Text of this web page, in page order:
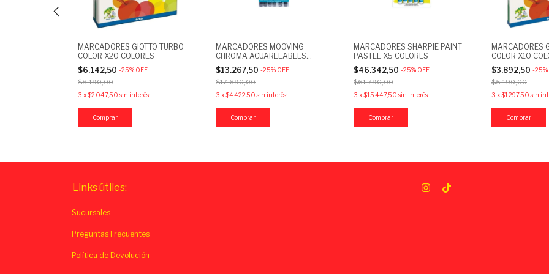
MARCADORES GIOTTO TURBO
COLOR X20 COLORES
$6.142,50 -25% OFF
$8.190,00
3 x$2.047,50 sin interés
MARCADORES MOOVING
CHROMA ACUARELABLES
DOBLE PUNTA X6 COLORES
$13.267,50 -25% OFF
$17.690,00
3 x$4.422,50 sin interés
MARCADORES SHARPIE PAINT
PASTEL X5 COLORES
$46.342,50 -25% OFF
$61.790,00
3 x$15.447,50 sin interés
MARCADORES
COLOR X10
$3.892,50 -25%
$5.190,00
3 x$1.297,50 sin
Links útiles:
Sucursales
Preguntas Frecuentes
Política de Devolución